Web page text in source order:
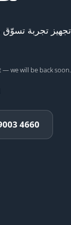
تجربة تسوّق
— we will be back soon.
4660